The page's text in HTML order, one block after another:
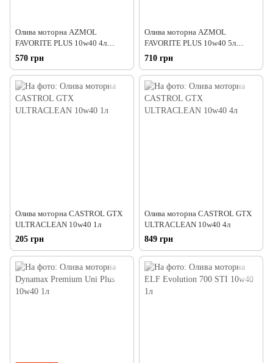
Олива моторна AZMOL
FAVORITE PLUS 10w40 4л
(кан.мет.)
570 грн
Олива моторна AZMOL
FAVORITE PLUS 10w40 5л
(кан.мет.)
710 грн
Олива моторна CASTROL GTX
ULTRACLEAN 10w40 1л
205 грн
Олива моторна CASTROL GTX
ULTRACLEAN 10w40 4л
849 грн